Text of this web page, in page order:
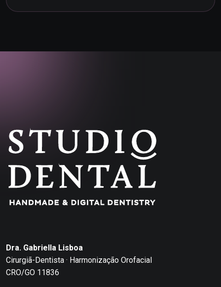
Dra. Gabriella Lisboa
Cirurgiã-Dentista · Harmonização Orofacial
CRO/GO 11836